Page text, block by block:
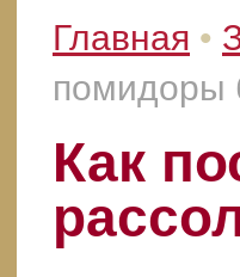
Главная •
помидоры
Как